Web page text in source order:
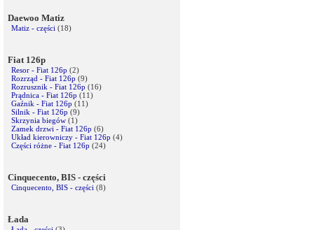
Daewoo Matiz
Matiz - części (18)
Fiat 126p
Resor - Fiat 126p (2)
Rozrząd - Fiat 126p (9)
Rozrusznik - Fiat 126p (16)
Prądnica - Fiat 126p (11)
Gaźnik - Fiat 126p (11)
Silnik - Fiat 126p (9)
Skrzynia biegów (1)
Zamek drzwi - Fiat 126p (6)
Układ kierowniczy - Fiat 126p (4)
Części różne - Fiat 126p (24)
Cinquecento, BIS - części
Cinquecento, BIS - części (8)
Łada